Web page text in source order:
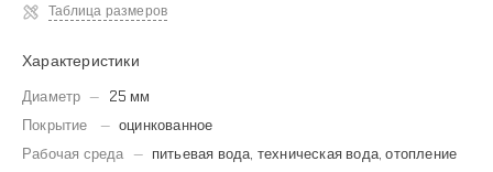
Таблица размеров
Характеристики
Диаметр — 25 мм
Покрытие
— оцинкованное
Рабочая среда — питьевая вода, техническая вода, отопление